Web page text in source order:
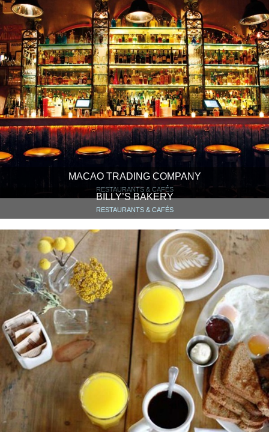
MACAO TRADING COMPANY
RESTAURANTS & CAFÉS
BILLY’S BAKERY
RESTAURANTS & CAFÉS